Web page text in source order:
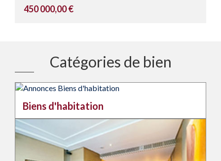
450 000,00 €
Catégories de bien
Biens d'habitation